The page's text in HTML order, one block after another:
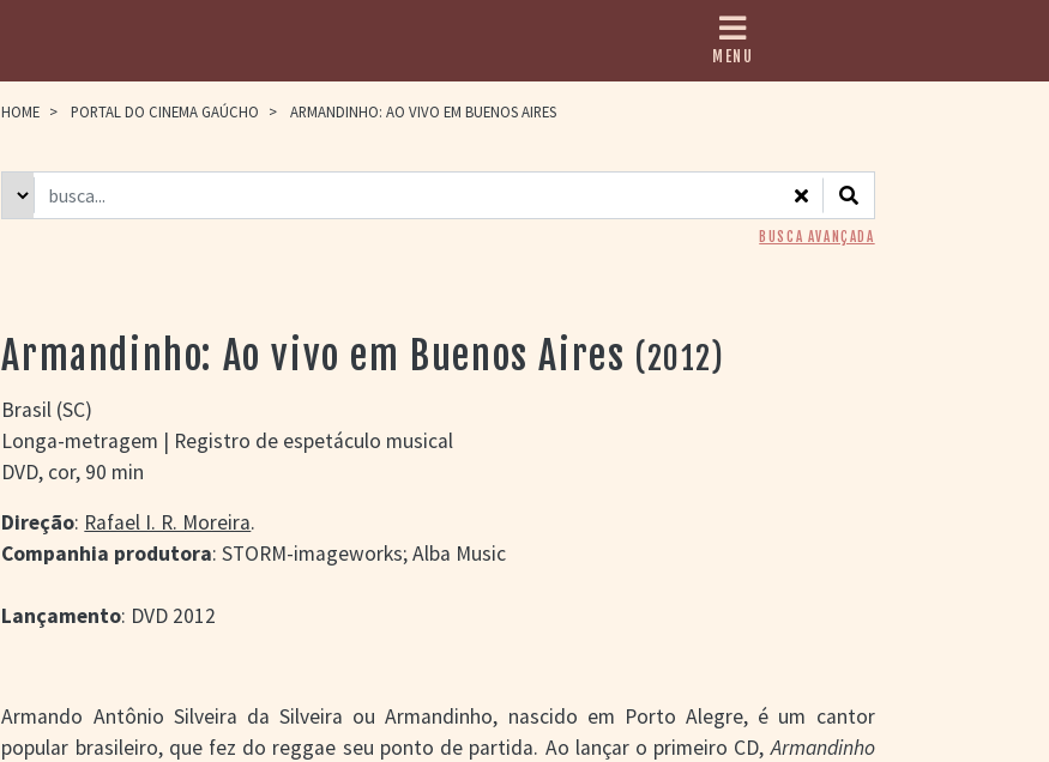
MENU
HOME > PORTAL DO CINEMA GAÚCHO > ARMANDINHO: AO VIVO EM BUENOS AIRES
BUSCA AVANÇADA
Armandinho: Ao vivo em Buenos Aires (2012)
Brasil (SC)
Longa-metragem | Registro de espetáculo musical
DVD, cor, 90 min
Direção: Rafael I. R. Moreira.
Companhia produtora: STORM-imageworks; Alba Music
Lançamento: DVD 2012
Armando Antônio Silveira da Silveira ou Armandinho, nascido em Porto Alegre, é um cantor
popular brasileiro, que fez do reggae seu ponto de partida. Ao lançar o primeiro CD,Armandinho